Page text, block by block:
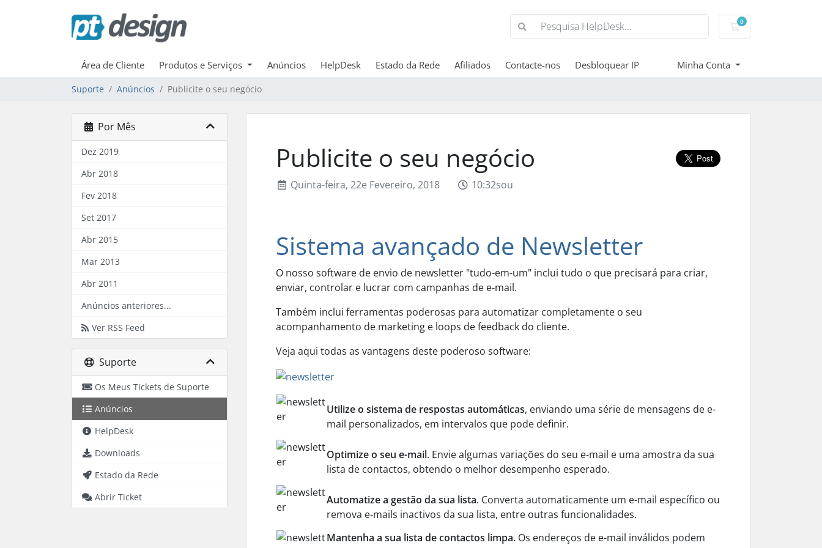
0
Carrinho de
Área de Cliente Produtos e Serviços Anúncios HelpDesk Estado da Rede Afiliados Contacte-nos Desbloquear IP Minha Conta
Suporte Anúncios Publicite o seu negócio
Por Mês
Dez 2019
Abr 2018
Fev 2018
Set 2017
Abr 2015
Mar 2013
Abr 2011
Anúncios anteriores...
Ver RSS Feed
Suporte
Os Meus Tickets de Suporte
Anúncios
HelpDesk
Downloads
Estado da Rede
Abrir Ticket
Publicite o seu negócio
Quinta-feira, 22e Fevereiro, 2018 10:32sou
Sistema avançado de Newsletter
O nosso software de envio de newsletter "tudo-em-um" inclui tudo o que precisará para criar,
enviar, controlar e lucrar com campanhas de e-mail.
Também inclui ferramentas poderosas para automatizar completamente o seu
acompanhamento de marketing e loops de feedback do cliente.
Veja aqui todas as vantagens deste poderoso software:
Utilize o sistema de respostas automáticas, enviando uma série de mensagens de e-
mail personalizados, em intervalos que pode definir.
Optimize o seu e-mail. Envie algumas variações do seu e-mail e uma amostra da sua
lista de contactos, obtendo o melhor desempenho esperado.
Automatize a gestão da sua lista. Converta automaticamente um e-mail específico ou
remova e-mails inactivos da sua lista, entre outras funcionalidades.
Mantenha a sua lista de contactos limpa. Os endereços de e-mail inválidos podem